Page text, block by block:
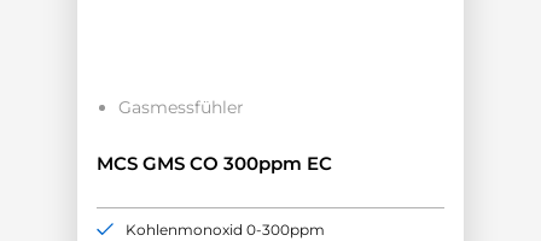
Gasmessfühler
MCS GMS CO 300ppm EC
Kohlenmonoxid 0-300ppm